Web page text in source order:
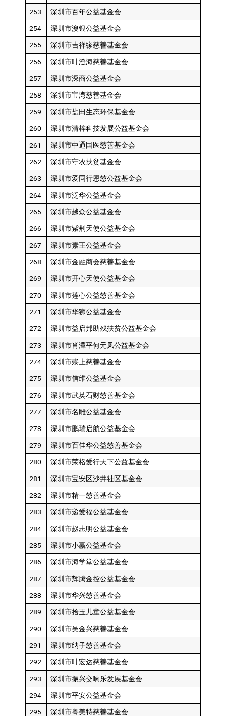
253 深圳市百年公益基金会
254 深圳市澳银公益基金会
255 深圳市吉祥缘慈善基金会
256 深圳市叶澄海慈善基金会
257 深圳市深商公益基金会
258 深圳市宝湾慈善基金会
259 深圳市盐田生态环保基金会
260 深圳市清梓科技发展公益基金会
261 深圳市中通国医慈善基金会
262 深圳市守农扶贫基金会
263 深圳市爱同行恩慈公益基金会
264 深圳市泛华公益基金会
265 深圳市越众公益基金会
266 深圳市紫荆天使公益基金会
267 深圳市素王公益基金会
268 深圳市金融商会慈善基金会
269 深圳市开心天使公益基金会
270 深圳市莲心公益慈善基金会
271 深圳市华狮公益基金会
272 深圳市益启邦助残扶贫公益基金会
273 深圳市肖潭平何元凤公益基金会
274 深圳市崇上慈善基金会
275 深圳市信维公益基金会
276 深圳市武英石财慈善基金会
277 深圳市名雕公益基金会
278 深圳市鹏瑞启航公益基金会
279 深圳市百佳华公益慈善基金会
280 深圳市荣格爱行天下公益基金会
281 深圳市宝安区沙井社区基金会
282 深圳市精一慈善基金会
283 深圳市递爱福公益基金会
284 深圳市赵志明公益基金会
285 深圳市小赢公益基金会
286 深圳市海学堂公益基金会
287 深圳市辉腾金控公益基金会
288 深圳市华兴慈善基金会
289 深圳市拾玉儿童公益基金会
290 深圳市吴金兴慈善基金会
291 深圳市纳子慈善基金会
292 深圳市叶宏达慈善基金会
293 深圳市振兴交响乐发展基金会
294 深圳市平安公益基金会
295 深圳市粤美特慈善基金会